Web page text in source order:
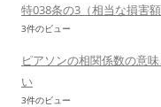
特038条の3（相当な損害額
3件のビュー
ピアソンの相関係数の意
い
3件のビュー